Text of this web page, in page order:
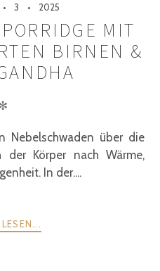
3 2025
MIT
BIRNEN &
Nebelschwaden über die
der Körper nach Wärme,
In der....